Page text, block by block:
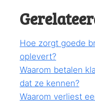
Hoe zorgt goede
oplevert?
Waarom betalen
dat ze kennen?
Waarom verliest